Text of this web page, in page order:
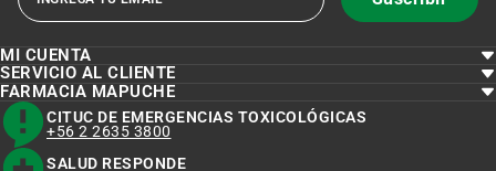
MI CUENTA
SERVICIO AL CLIENTE
FARMACIA MAPUCHE
CITUC DE EMERGENCIAS TOXICOLÓGICAS
+56 2 2635 3800
SALUD RESPONDE